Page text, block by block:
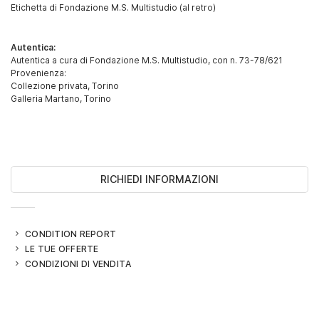
Etichetta di Fondazione M.S. Multistudio (al retro)
Autentica:
Autentica a cura di Fondazione M.S. Multistudio, con n. 73-78/621
Provenienza:
Collezione privata, Torino
Galleria Martano, Torino
RICHIEDI INFORMAZIONI
CONDITION REPORT
LE TUE OFFERTE
CONDIZIONI DI VENDITA